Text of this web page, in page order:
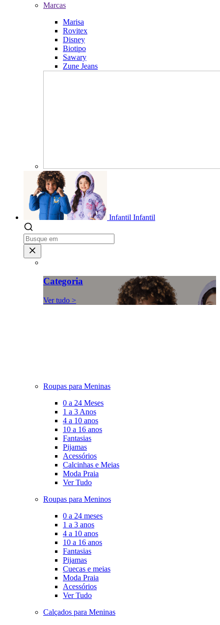
Marcas
Marisa
Rovitex
Disney
Biotipo
Sawary
Zune Jeans
Infantil Infantil
Categoria
Ver tudo >
Roupas para Meninas
0 a 24 Meses
1 a 3 Anos
4 a 10 anos
10 a 16 anos
Fantasias
Pijamas
Acessórios
Calcinhas e Meias
Moda Praia
Ver Tudo
Roupas para Meninos
0 a 24 meses
1 a 3 anos
4 a 10 anos
10 a 16 anos
Fantasias
Pijamas
Cuecas e meias
Moda Praia
Acessórios
Ver Tudo
Calçados para Meninas